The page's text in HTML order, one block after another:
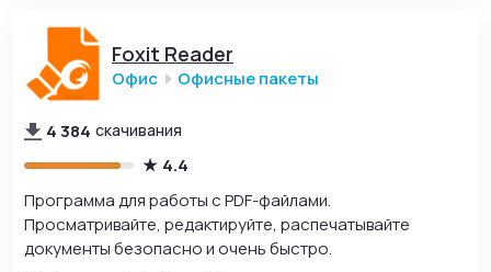
Foxit Reader
Офис Офисные пакеты
4 384 скачивания
4.4
Программа для работы с PDF-файлами.
Просматривайте, редактируйте, распечатывайте
документы безопасно и очень быстро.